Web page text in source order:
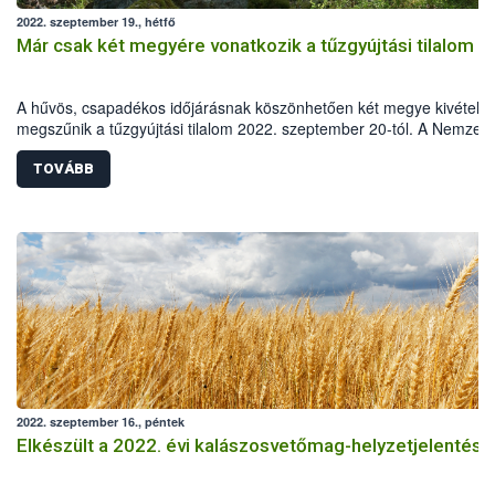
2022. szeptember 19., hétfő
Már csak két megyére vonatkozik a tűzgyújtási tilalom
A hűvös, csapadékos időjárásnak köszönhetően két megye
megszűnik a tűzgyújtási tilalom 2022. szeptember 20-tól. A Nemzeti
Élelmiszerlánc-biztonsági Hivatal (Nébih) felhívja a lakosság
hogy legyenek fokozottan körültekintőek, Magyarországon ugyanis
erdőtüzek 99 százalékát emberi mulasztás okozza.
TOVÁBB
2022. szeptember 16., péntek
Elkészült a 2022. évi kalászosvetőmag-helyzetjelentés